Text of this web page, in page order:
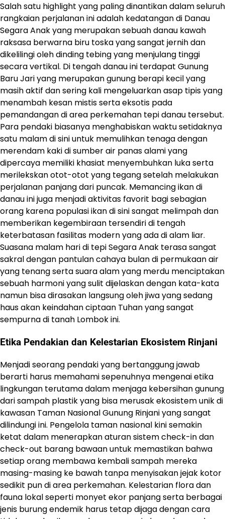
Salah satu highlight yang paling dinantikan dalam seluruh
rangkaian perjalanan ini adalah kedatangan di Danau
Segara Anak yang merupakan sebuah danau kawah
raksasa berwarna biru toska yang sangat jernih dan
dikelilingi oleh dinding tebing yang menjulang tinggi
secara vertikal. Di tengah danau ini terdapat Gunung
Baru Jari yang merupakan gunung berapi kecil yang
masih aktif dan sering kali mengeluarkan asap tipis yang
menambah kesan mistis serta eksotis pada
pemandangan di area perkemahan tepi danau tersebut.
Para pendaki biasanya menghabiskan waktu setidaknya
satu malam di sini untuk memulihkan tenaga dengan
merendam kaki di sumber air panas alami yang
dipercaya memiliki khasiat menyembuhkan luka serta
merilekskan otot-otot yang tegang setelah melakukan
perjalanan panjang dari puncak. Memancing ikan di
danau ini juga menjadi aktivitas favorit bagi sebagian
orang karena populasi ikan di sini sangat melimpah dan
memberikan kegembiraan tersendiri di tengah
keterbatasan fasilitas modern yang ada di alam liar.
Suasana malam hari di tepi Segara Anak terasa sangat
sakral dengan pantulan cahaya bulan di permukaan air
yang tenang serta suara alam yang merdu menciptakan
sebuah harmoni yang sulit dijelaskan dengan kata-kata
namun bisa dirasakan langsung oleh jiwa yang sedang
haus akan keindahan ciptaan Tuhan yang sangat
sempurna di tanah Lombok ini.
Etika Pendakian dan Kelestarian Ekosistem Rinjani
Menjadi seorang pendaki yang bertanggung jawab
berarti harus memahami sepenuhnya mengenai etika
lingkungan terutama dalam menjaga kebersihan gunung
dari sampah plastik yang bisa merusak ekosistem unik di
kawasan Taman Nasional Gunung Rinjani yang sangat
dilindungi ini. Pengelola taman nasional kini semakin
ketat dalam menerapkan aturan sistem check-in dan
check-out barang bawaan untuk memastikan bahwa
setiap orang membawa kembali sampah mereka
masing-masing ke bawah tanpa menyisakan jejak kotor
sedikit pun di area perkemahan. Kelestarian flora dan
fauna lokal seperti monyet ekor panjang serta berbagai
jenis burung endemik harus tetap dijaga dengan cara